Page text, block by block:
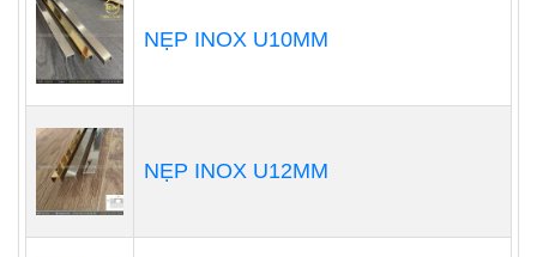
NẸP INOX U10MM
NẸP INOX U12MM